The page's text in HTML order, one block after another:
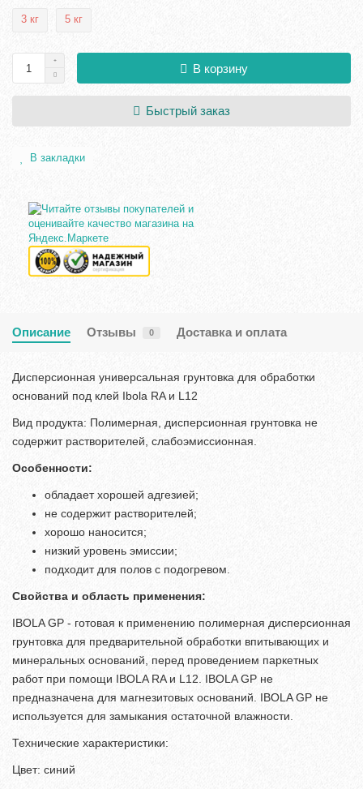
3 кг 5 кг
В корзину
Быстрый заказ
В закладки
Описание Отзывы 0 Доставка и оплата
Дисперсионная универсальная грунтовка для обработки
оснований под клей Ibola RA и L12
Вид продукта: Полимерная, дисперсионная грунтовка не
содержит растворителей, слабоэмиссионная.
Особенности:
обладает хорошей адгезией;
не содержит растворителей;
хорошо наносится;
низкий уровень эмиссии;
подходит для полов с подогревом.
Свойства и область применения:
IBOLA GP - готовая к применению полимерная дисперсионная
грунтовка для предварительной обработки впитывающих и
минеральных оснований, перед проведением паркетных
работ при помощи IBOLA RA и L12. IBOLA GP не
предназначена для магнезитовых оснований. IBOLA GP не
используется для замыкания остаточной влажности.
Технические характеристики:
Цвет: синий